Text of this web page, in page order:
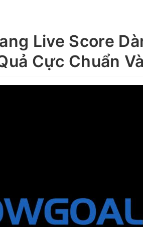
Live Score
Cực Chuẩn